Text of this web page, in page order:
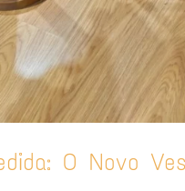
O Novo